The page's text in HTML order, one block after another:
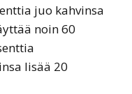
juo kahvinsa
noin 60
lisää 20